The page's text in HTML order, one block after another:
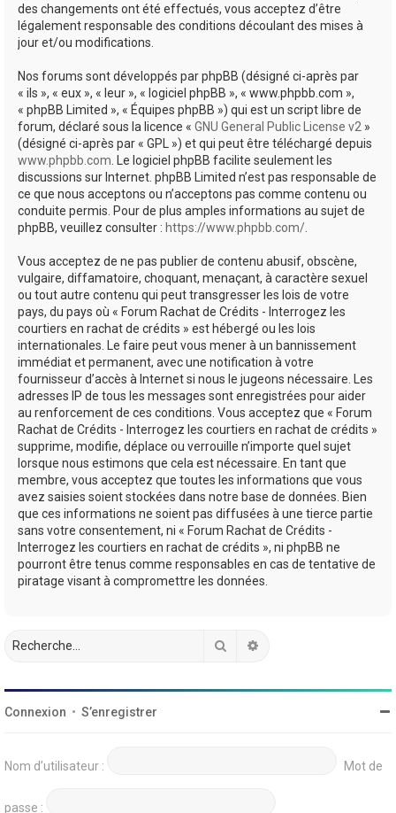
des changements ont été effectués, vous acceptez d’être
légalement responsable des conditions découlant des mises à
jour et/ou modifications.
Nos forums sont développés par phpBB (désigné ci-après par
« ils », « eux », « leur », « logiciel phpBB », « www.phpbb.com »,
« phpBB Limited », « Équipes phpBB ») qui est un script libre de
forum, déclaré sous la licence « GNU General Public License v2 »
(désigné ci-après par « GPL ») et qui peut être téléchargé depuis
www.phpbb.com . Le logiciel phpBB facilite seulement les
discussions sur Internet. phpBB Limited n’est pas responsable de
ce que nous acceptons ou n’acceptons pas comme contenu ou
conduite permis. Pour de plus amples informations au sujet de
phpBB, veuillez consulter : https://www.phpbb.com/
Vous acceptez de ne pas publier de contenu abusif, obscène,
vulgaire, diffamatoire, choquant, menaçant, à caractère sexuel
ou tout autre contenu qui peut transgresser les lois de votre
pays, du pays où « Forum Rachat de Crédits - Interrogez les
courtiers en rachat de crédits » est hébergé ou les lois
internationales. Le faire peut vous mener à un bannissement
immédiat et permanent, avec une notification à votre
fournisseur d’accès à Internet si nous le jugeons nécessaire. Les
adresses IP de tous les messages sont enregistrées pour aider
au renforcement de ces conditions. Vous acceptez que « Forum
Rachat de Crédits - Interrogez les courtiers en rachat de crédits »
supprime, modifie, déplace ou verrouille n’importe quel sujet
lorsque nous estimons que cela est nécessaire. En tant que
membre, vous acceptez que toutes les informations que vous
avez saisies soient stockées dans notre base de données. Bien
que ces informations ne soient pas diffusées à une tierce partie
sans votre consentement, ni « Forum Rachat de Crédits -
Interrogez les courtiers en rachat de crédits », ni phpBB ne
pourront être tenus comme responsables en cas de tentative de
piratage visant à compromettre les données.
Rechercher
Connexion • S’enregistrer
Nom d’utilisateur : Mot de
passe :